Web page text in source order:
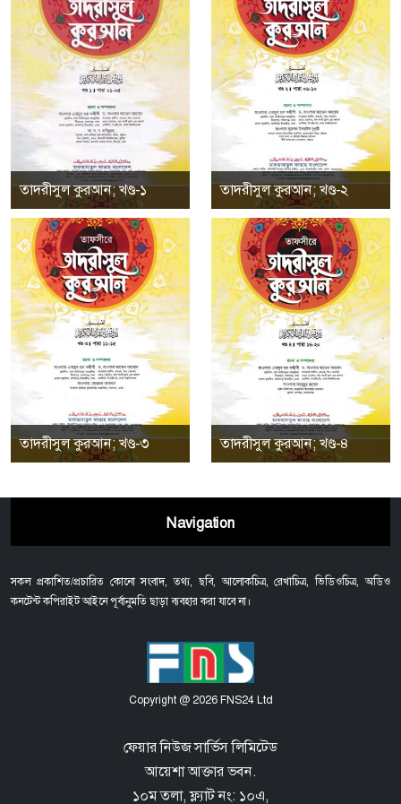
তাদরীসুল কুরআন; খণ্ড-১ তাদরীসুল কুরআন; খণ্ড-২
তাদরীসুল কুরআন; খণ্ড-৩ তাদরীসুল কুরআন; খণ্ড-৪
Navigation
সকল প্রকাশিত/প্রচারিত কোনো সংবাদ, তথ্য, ছবি, আলোকচিত্র, রেখাচিত্র, ভিডিওচিত্র, অডিও
কনটেন্ট কপিরাইট আইনে পূর্বানুমতি ছাড়া ব্যবহার করা যাবে না।
Copyright @ 2026 FNS24 Ltd
ফেয়ার নিউজ সার্ভিস লিমিটেড
আয়েশা আক্তার ভবন.
১০ম তলা, ফ্ল্যাট নং: ১০এ,